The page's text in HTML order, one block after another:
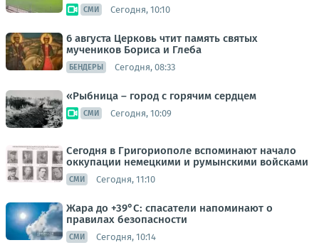
СМИ Сегодня, 10:10
6 августа Церковь чтит память святых
мучеников Бориса и Глеба
БЕНДЕРЫ Сегодня, 08:33
«Рыбница – город с горячим сердцем
СМИ Сегодня, 10:09
Сегодня в Григориополе вспоминают начало
оккупации немецкими и румынскими войсками
СМИ Сегодня, 11:10
Жара до +39°С: спасатели напоминают о
правилах безопасности
СМИ Сегодня, 10:14